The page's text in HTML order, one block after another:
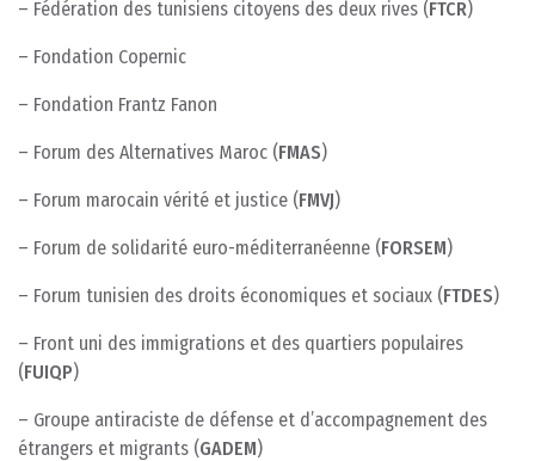
– Fédération des tunisiens citoyens des deux rives (FTCR)
– Fondation Copernic
– Fondation Frantz Fanon
– Forum des Alternatives Maroc (FMAS)
– Forum marocain vérité et justice (FMVJ)
– Forum de solidarité euro-méditerranéenne (FORSEM)
– Forum tunisien des droits économiques et sociaux (FTDES)
– Front uni des immigrations et des quartiers populaires
(FUIQP)
– Groupe antiraciste de défense et d’accompagnement des
étrangers et migrants (GADEM)